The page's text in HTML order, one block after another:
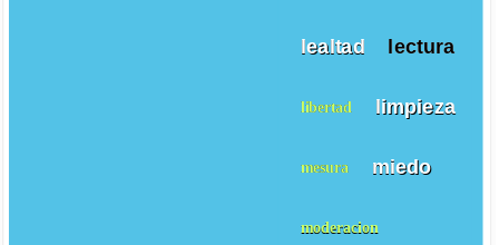
lealtad lectura
libertad limpieza
mesura miedo
moderacion